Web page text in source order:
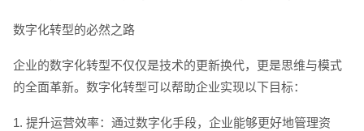
数字化转型的必然之路
企业的数字化转型不仅仅是技术的更新换代，更是思维与模式
的全面革新。数字化转型可以帮助企业实现以下目标：
1. 提升运营效率：通过数字化手段，企业能够更好地管理资